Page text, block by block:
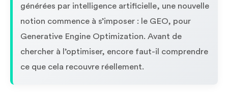
générées par intelligence artificielle, une nouvelle
notion commence à s’imposer : le GEO, pour
Generative Engine Optimization. Avant de
chercher à l’optimiser, encore faut-il comprendre
ce que cela recouvre réellement.